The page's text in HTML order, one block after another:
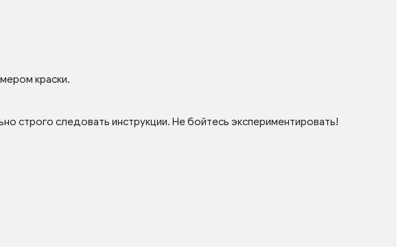
краски.
строго следовать инструкции. Не бойтесь экспериментировать!